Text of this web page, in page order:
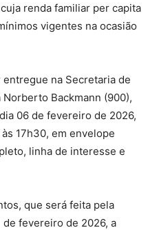
renda familiar per capita
vigentes na ocasião
na Secretaria de
Norberto Backmann (900),
06 de fevereiro de 2026,
17h30, em envelope
linha de interesse e
que será feita pela
de fevereiro de 2026, a